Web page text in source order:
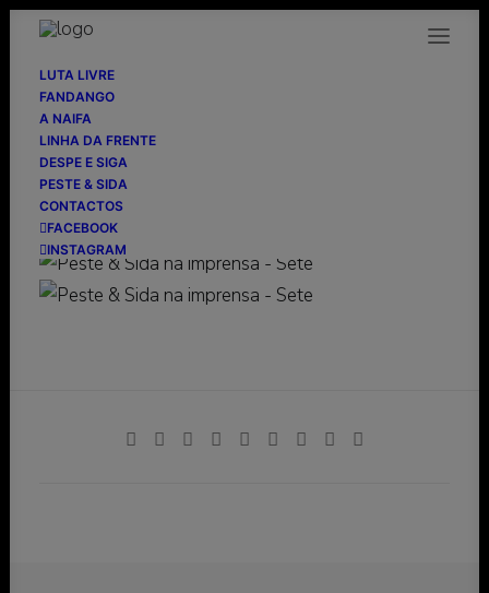
LUTA LIVRE
FANDANGO
A NAIFA
LINHA DA FRENTE
DESPE E SIGA
PESTE & SIDA
CONTACTOS
FACEBOOK
INSTAGRAM
Sete
19/04/1989